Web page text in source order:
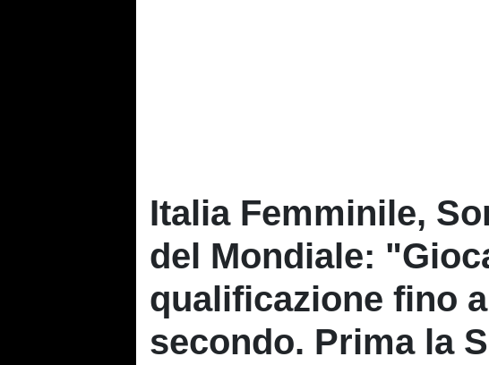
Italia Femminile,
del Mondiale:
qualificazione fino
secondo. Prima la